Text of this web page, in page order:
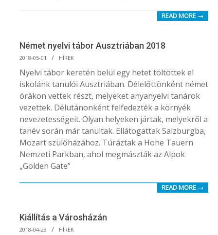
READ MORE →
Német nyelvi tábor Ausztriában 2018
2018-
05-
01
2018-05-01 HÍREK
Nyelvi tábor keretén belül egy hetet töltöttek el
iskolánk tanulói Ausztriában. Délelőttönként német
órákon vettek részt, melyeket anyanyelvi tanárok
vezettek. Délutánonként felfedezték a környék
nevezetességeit. Olyan helyeken jártak, melyekről a
tanév során már tanultak. Ellátogattak Salzburgba,
Mozart szülőházához. Túráztak a Hohe Tauern
Nemzeti Parkban, ahol megmászták az Alpok
„Golden Gate”
READ MORE →
Kiállítás a Városházán
2018-
2018-04-23 HÍREK